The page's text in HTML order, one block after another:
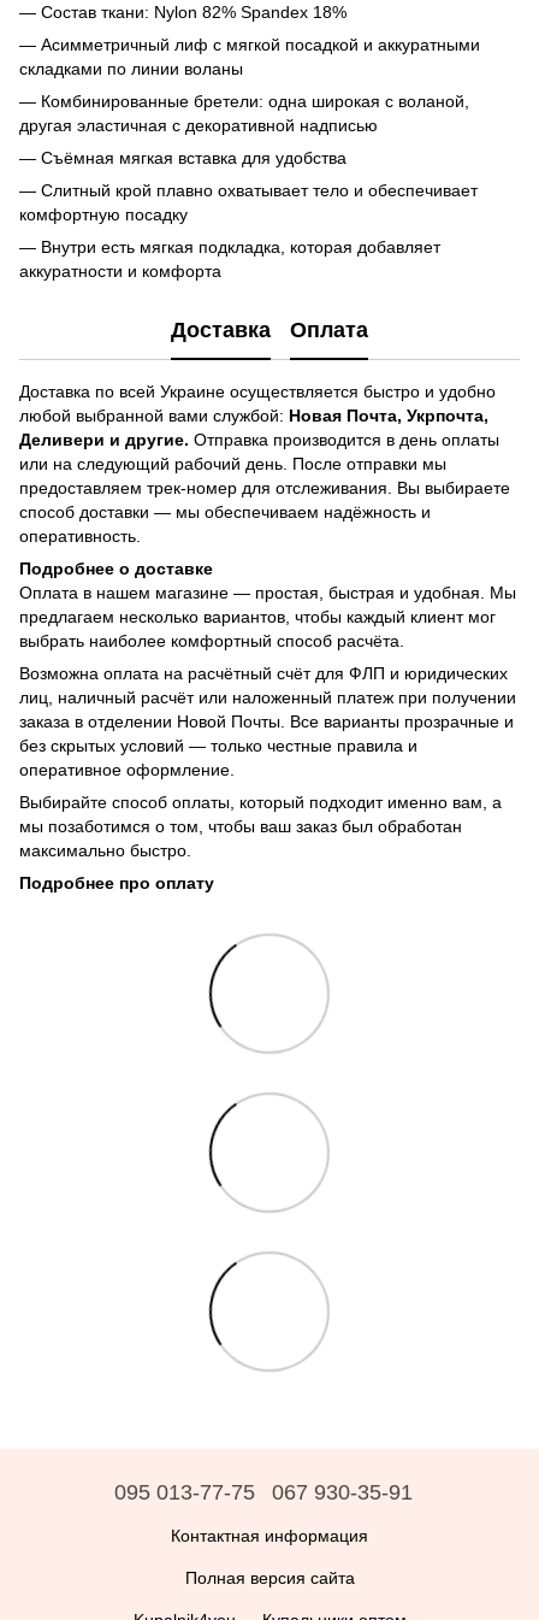
— Состав ткани: Nylon 82% Spandex 18%
— Асимметричный лиф с мягкой посадкой и аккуратными
складками по линии воланы
— Комбинированные бретели: одна широкая с воланой,
другая эластичная с декоративной надписью
— Съёмная мягкая вставка для удобства
— Слитный крой плавно охватывает тело и обеспечивает
комфортную посадку
— Внутри есть мягкая подкладка, которая добавляет
аккуратности и комфорта
Доставка Оплата
Доставка по всей Украине осуществляется быстро и удобно
любой выбранной вами службой: Новая Почта, Укрпочта,
Деливери и другие. Отправка производится в день оплаты
или на следующий рабочий день. После отправки мы
предоставляем трек-номер для отслеживания. Вы выбираете
способ доставки — мы обеспечиваем надёжность и
оперативность.
Подробнее о доставке
Оплата в нашем магазине — простая, быстрая и удобная. Мы
предлагаем несколько вариантов, чтобы каждый клиент мог
выбрать наиболее комфортный способ расчёта.
Возможна оплата на расчётный счёт для ФЛП и юридических
лиц, наличный расчёт или наложенный платеж при получении
заказа в отделении Новой Почты. Все варианты прозрачные и
без скрытых условий — только честные правила и
оперативное оформление.
Выбирайте способ оплаты, который подходит именно вам, а
мы позаботимся о том, чтобы ваш заказ был обработан
максимально быстро.
Подробнее про оплату
095 013-77-75 067 930-35-91
Контактная информация
Полная версия сайта